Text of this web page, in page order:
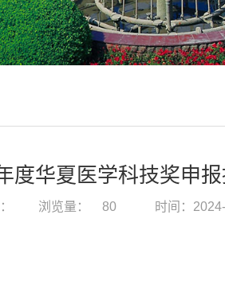
度华夏医学科技奖申
浏览量： 80 时间：